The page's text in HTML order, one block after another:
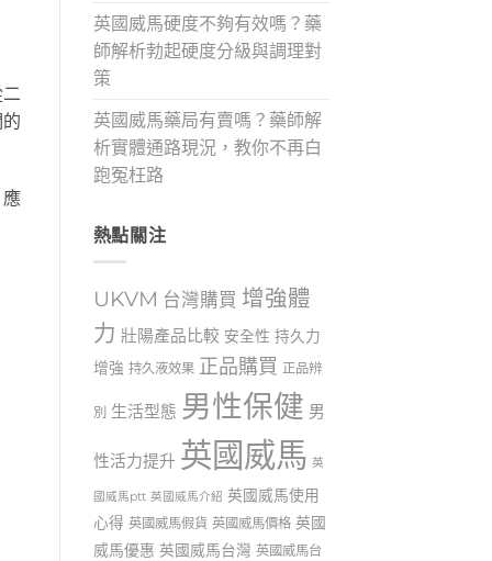
英國威馬硬度不夠有效嗎？藥
師解析勃起硬度分級與調理對
策
英國威馬藥局有賣嗎？藥師解
析實體通路現況，教你不再白
跑冤枉路
熱點關注
UKVM 台灣購買 增強體
力 壯陽產品比較 安全性 持久力
增強 持久液效果 正品購買 正品辨
別 生活型態 男性保健 男
性活力提升 英國威馬 英
國威馬ptt 英國威馬介紹 英國威馬使用
心得 英國威馬假貨 英國威馬價格 英國
威馬優惠 英國威馬台灣 英國威馬台